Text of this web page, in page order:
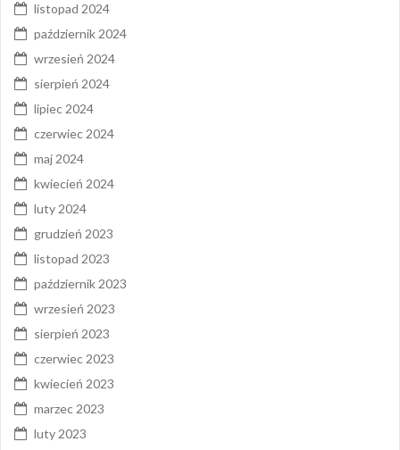
listopad 2024
październik 2024
wrzesień 2024
sierpień 2024
lipiec 2024
czerwiec 2024
maj 2024
kwiecień 2024
luty 2024
grudzień 2023
listopad 2023
październik 2023
wrzesień 2023
sierpień 2023
czerwiec 2023
kwiecień 2023
marzec 2023
luty 2023